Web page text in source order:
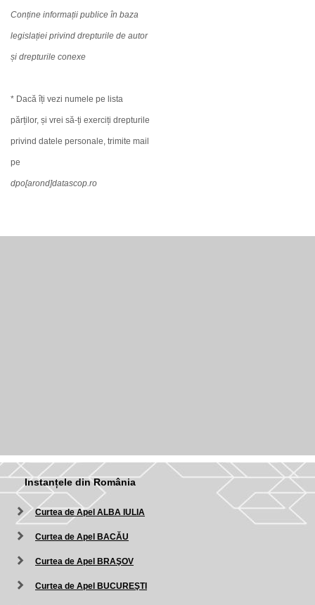
Conține informații publice în baza
legislației privind drepturile de autor
și drepturile conexe
* Dacă îți vezi numele pe lista
părților, și vrei să-ți exerciți drepturile
privind datele personale, trimite mail
pe
dpo[arond]datascop.ro
Instanțele din România
Curtea de Apel ALBA IULIA
Curtea de Apel BACĂU
Curtea de Apel BRAŞOV
Curtea de Apel BUCUREŞTI